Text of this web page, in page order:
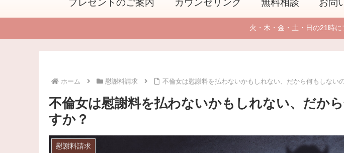
プレゼントのご案内 カウンセリング 無料相談 お問
火・木・金・土・日の21時
ホーム 慰謝料請求 不倫女は慰謝料を払わないかもしれない、だから何もしない
不倫女は慰謝料を払わないかもしれない、だか
すか？
慰謝料請求